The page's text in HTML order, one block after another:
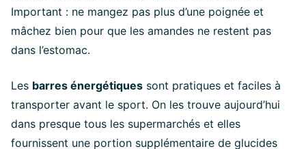
Important : ne mangez pas plus d’une poignée et
mâchez bien pour que les amandes ne restent pas
dans l’estomac.
Les barres énergétiques sont pratiques et faciles à
transporter avant le sport. On les trouve aujourd’hui
dans presque tous les supermarchés et elles
fournissent une portion supplémentaire de glucides